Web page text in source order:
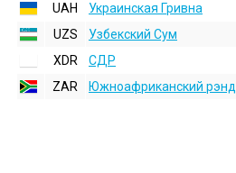
UAH
Украинская Гривна
UZS
Узбекский Сум
XDR
СДР
ZAR
Южноафриканский рэнд